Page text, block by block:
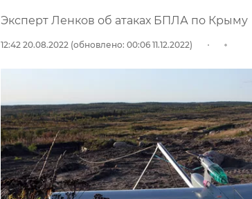
Эксперт Ленков об атаках БПЛА по Крыму
12:42 20.08.2022 (обновлено: 00:06 11.12.2022)